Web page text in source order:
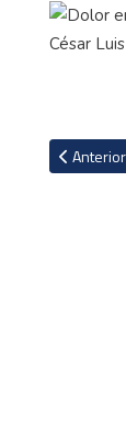
Artículo
Anterior